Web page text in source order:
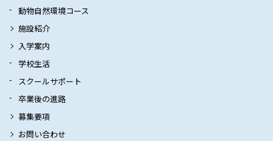
動物自然環境コース
施設紹介
入学案内
学校生活
スクールサポート
卒業後の進路
募集要項
お問い合わせ